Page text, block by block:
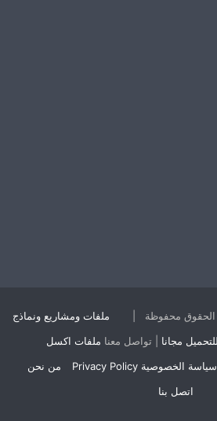
ملفات ومشاريع ونماذج
| تواصل معنا ملفات اكسل
سياسة الخصوصية Privacy Policy
من نحن
اتصل بنا